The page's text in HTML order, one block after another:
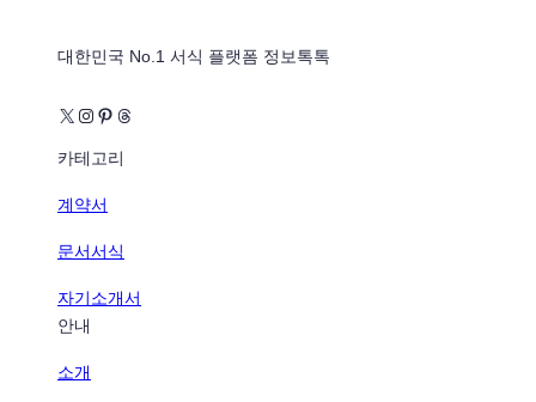
대한민국 No.1 서식 플랫폼 정보톡톡
X Instagram Pinterest Threads
카테고리
계약서
문서서식
자기소개서
안내
소개